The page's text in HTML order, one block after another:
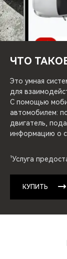
CHERY И СПОРТ
ВИДЕООБЗОРЫ
CHERY ДЛЯ
ЧТО ТАКОЕ
Это умная
для
С помощью
автомобилем:
двигатель,
информацию о
¹Услуга
КУПИТЬ